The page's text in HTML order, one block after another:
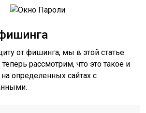
от фишинга, мы в этой статье
рассмотрим, что это такое и
определенных сайтах с